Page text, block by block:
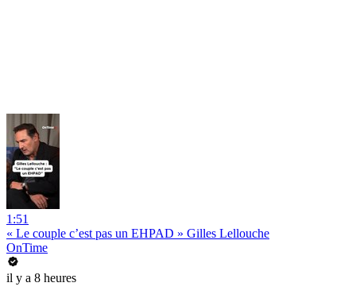
1:51
« Le couple c’est pas un EHPAD » Gilles Lellouche
OnTime
il y a 8 heures